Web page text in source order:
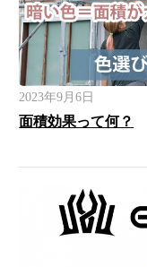
2023年9月6日
面積効果って何？